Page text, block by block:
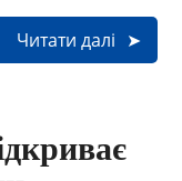
Читати далі